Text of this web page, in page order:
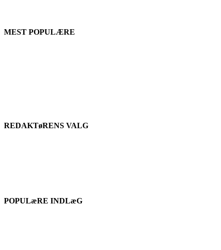
MEST POPULÆRE
REDAKTøRENS VALG
POPULæRE INDLæG